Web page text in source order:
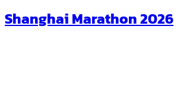
Shanghai Marathon 2026